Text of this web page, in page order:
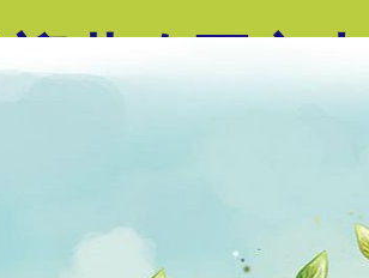
蒞臨國立